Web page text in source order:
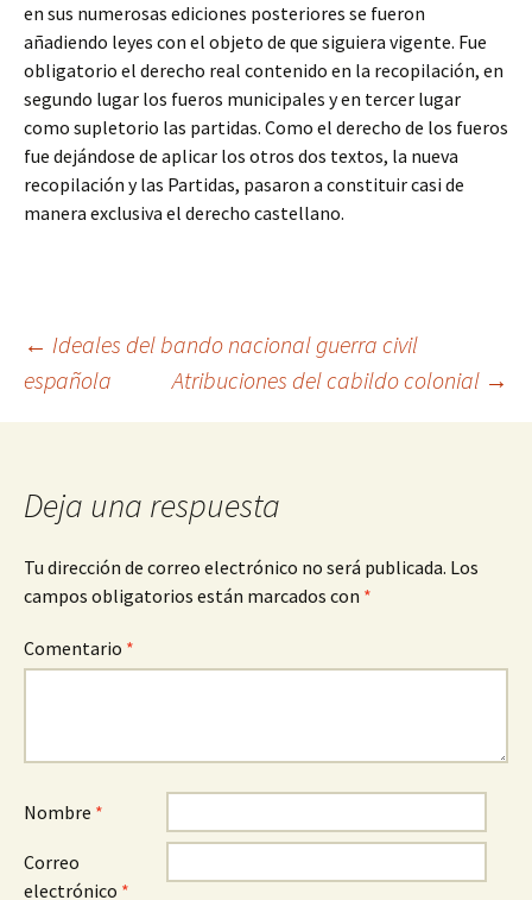
en sus numerosas ediciones posteriores se fueron
añadiendo leyes con el objeto de que siguiera vigente. Fue
obligatorio el derecho real contenido en la recopilación, en
segundo lugar los fueros municipales y en tercer lugar
como supletorio las partidas. Como el derecho de los fueros
fue dejándose de aplicar los otros dos textos, la nueva
recopilación y las Partidas, pasaron a constituir casi de
manera exclusiva el derecho castellano.
Navegación
de
entradas
← Ideales del bando nacional guerra civil
española
Atribuciones del cabildo colonial →
Deja una respuesta
Tu dirección de correo electrónico no será publicada. Los
campos obligatorios están marcados con *
Comentario *
Nombre *
Correo
electrónico *